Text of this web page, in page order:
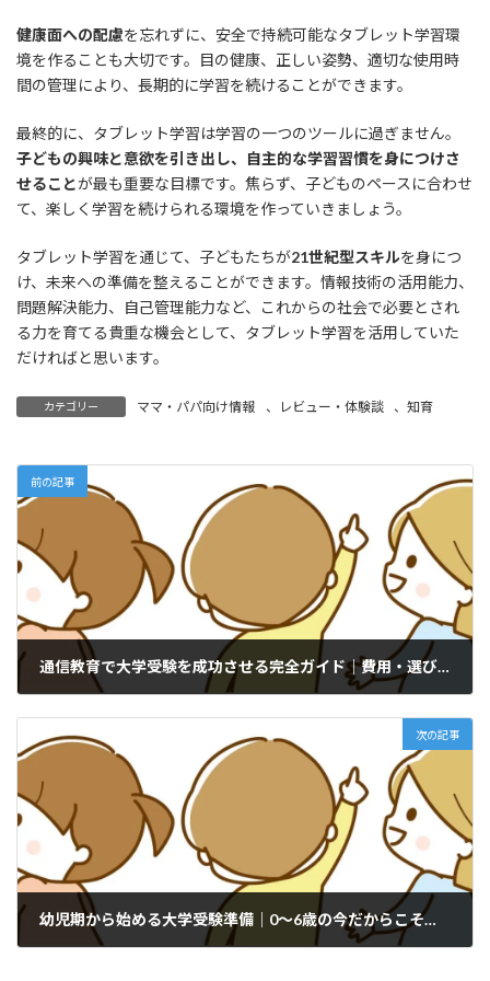
健康面への配慮を忘れずに、安全で持続可能なタブレット学習環
境を作ることも大切です。目の健康、正しい姿勢、適切な使用時
間の管理により、長期的に学習を続けることができます。
最終的に、タブレット学習は学習の一つのツールに過ぎません。
子どもの興味と意欲を引き出し、自主的な学習習慣を身につけさ
せることが最も重要な目標です。焦らず、子どものペースに合わせ
て、楽しく学習を続けられる環境を作っていきましょう。
タブレット学習を通じて、子どもたちが21世紀型スキルを身につ
け、未来への準備を整えることができます。情報技術の活用能力、
問題解決能力、自己管理能力など、これからの社会で必要とされ
る力を育てる貴重な機会として、タブレット学習を活用していた
だければと思います。
カテゴリー ママ・パパ向け情報 、 レビュー・体験談 、知育
前の記事
通信教育で大学受験を成功させる完全ガイド｜費用・選び方・合格のコツまで徹底解説
次の記事
幼児期から始める大学受験準備｜0〜6歳の今だからこそできる学びの土台づくり